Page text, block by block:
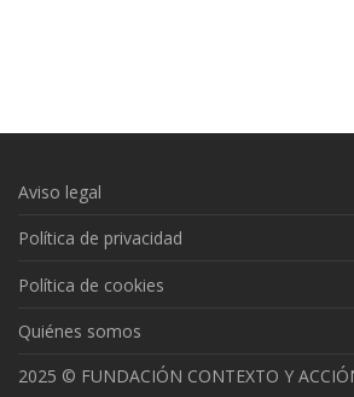
Aviso legal
Política de privacidad
Política de cookies
Quiénes somos
2025 © FUNDACIÓN CONTEXTO Y